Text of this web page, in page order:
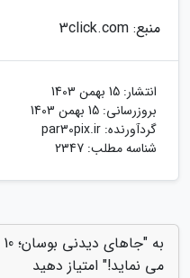
منبع: 3click.com
انتشار: 15 بهمن 1403
بروزرسانی: 15 بهمن 1403
گردآورنده: par30pix.ir
شناسه مطلب: 2347
می نماید!" امتیاز دهید